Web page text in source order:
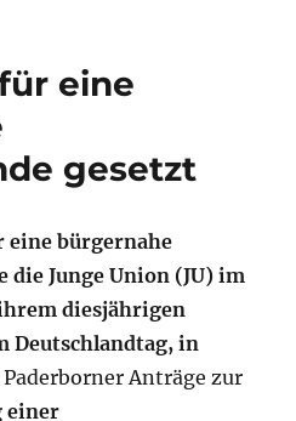
eine
gesetzt
eine bürgernahe
die Junge Union (JU) im
diesjährigen
Deutschlandtag, in
Paderborner Anträge zur
einer